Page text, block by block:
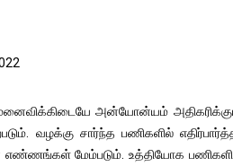
அன்யோன்யம்
வழக்கு சார்ந்த பணிகளில்
மேம்படும். உத்தியோக